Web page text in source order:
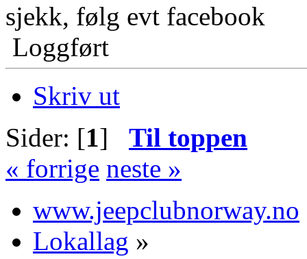
sjekk, følg evt facebook
Loggført
Skriv ut
Sider: [1] Til toppen
« forrige neste »
www.jeepclubnorway.no
Lokallag »